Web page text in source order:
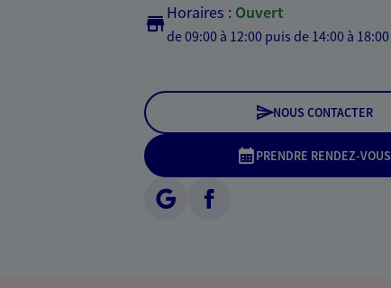
Horaires : Ouvert
de 09:00 à 12:00 puis de 14:00 à 18:00
NOUS CONTACTER
PRENDRE RENDEZ-VOUS